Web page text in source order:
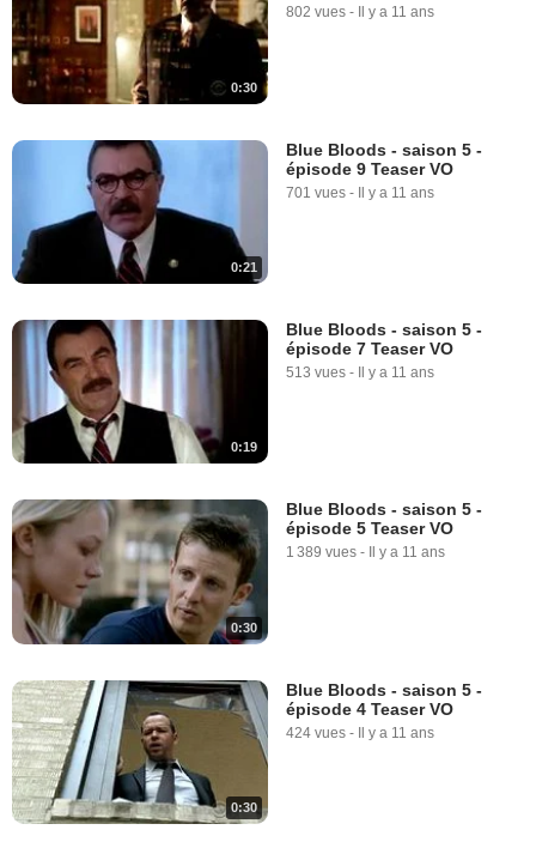
0:30
802 vues - Il y a 11 ans
0:21
Blue Bloods - saison 5 -
épisode 9 Teaser VO
701 vues - Il y a 11 ans
0:19
Blue Bloods - saison 5 -
épisode 7 Teaser VO
513 vues - Il y a 11 ans
0:30
Blue Bloods - saison 5 -
épisode 5 Teaser VO
1 389 vues - Il y a 11 ans
0:30
Blue Bloods - saison 5 -
épisode 4 Teaser VO
424 vues - Il y a 11 ans